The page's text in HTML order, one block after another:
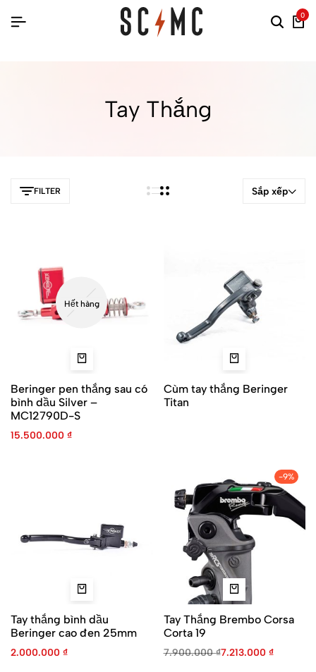
0
Tay Thắng
FILTER Sắp xếp
Hết hàng
Beringer pen thắng sau có
bình dầu Silver –
MC12790D-S
15.500.000 ₫
Cùm tay thắng Beringer
Titan
Tay thắng bình dầu
Beringer cao đen 25mm
2.000.000 ₫
-9%
Tay Thắng Brembo Corsa
Corta 19
7.900.000₫7.213.000 ₫